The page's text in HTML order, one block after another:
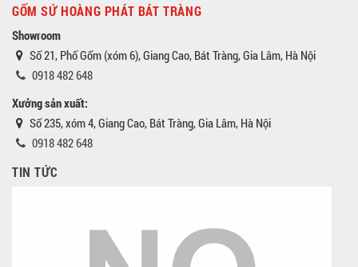
GỐM SỨ HOÀNG PHÁT BÁT TRÀNG
Showroom
Số 21, Phố Gốm (xóm 6), Giang Cao, Bát Tràng, Gia Lâm, Hà Nội
0918 482 648
Xưởng sản xuất:
Số 235, xóm 4, Giang Cao, Bát Tràng, Gia Lâm, Hà Nội
0918 482 648
TIN TỨC